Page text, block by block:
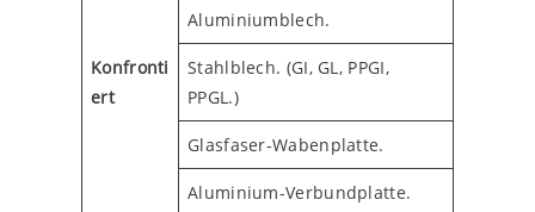
Konfronti
ert
Aluminiumblech.
Stahlblech. (GI, GL, PPGI,
PPGL.)
Glasfaser-Wabenplatte.
Aluminium-Verbundplatte.